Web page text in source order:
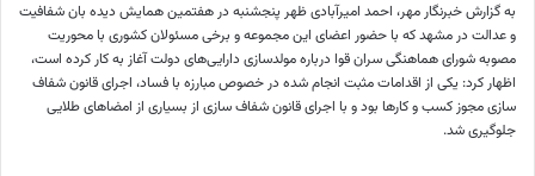
به گزارش خبرنگار مهر، احمد امیرآبادی ظهر پنجشنبه در هفتمین همایش دیده بان شفافیت
و عدالت در مشهد که با حضور اعضای این مجموعه و برخی مسئولان کشوری با محوریت
مصوبه شورای هماهنگی سران قوا درباره مولدسازی دارایی‌های دولت آغاز به کار کرده است،
اظهار کرد: یکی از اقدامات مثبت انجام شده در خصوص مبارزه با فساد، اجرای قانون شفاف
سازی مجوز کسب و کارها بود و با اجرای قانون شفاف سازی از بسیاری از امضاهای طلایی
جلوگیری شد.